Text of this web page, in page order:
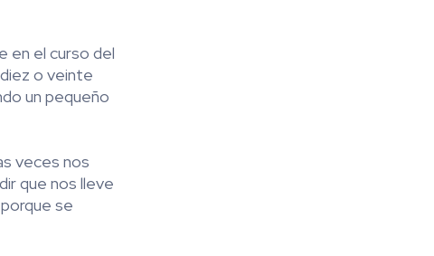
en el curso del
o veinte
un pequeño
veces nos
que nos lleve
se